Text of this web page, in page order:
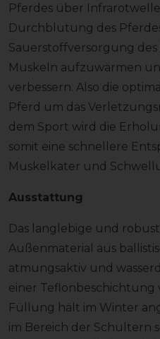
Pferdes über
Durchblutung des
Sauerstoffversorgung des
Muskeln aufzuwärmen
verbessern. Also die
Pferd um das
dem Sport wird die
somit eine schnellere
Muskelkater und
Ausstattung
Das langlebige und
Außenmaterial aus
atmungsaktiv und
einer Teflonbeschichtung
Füllung hält im Winter
im Bereich der Schultern